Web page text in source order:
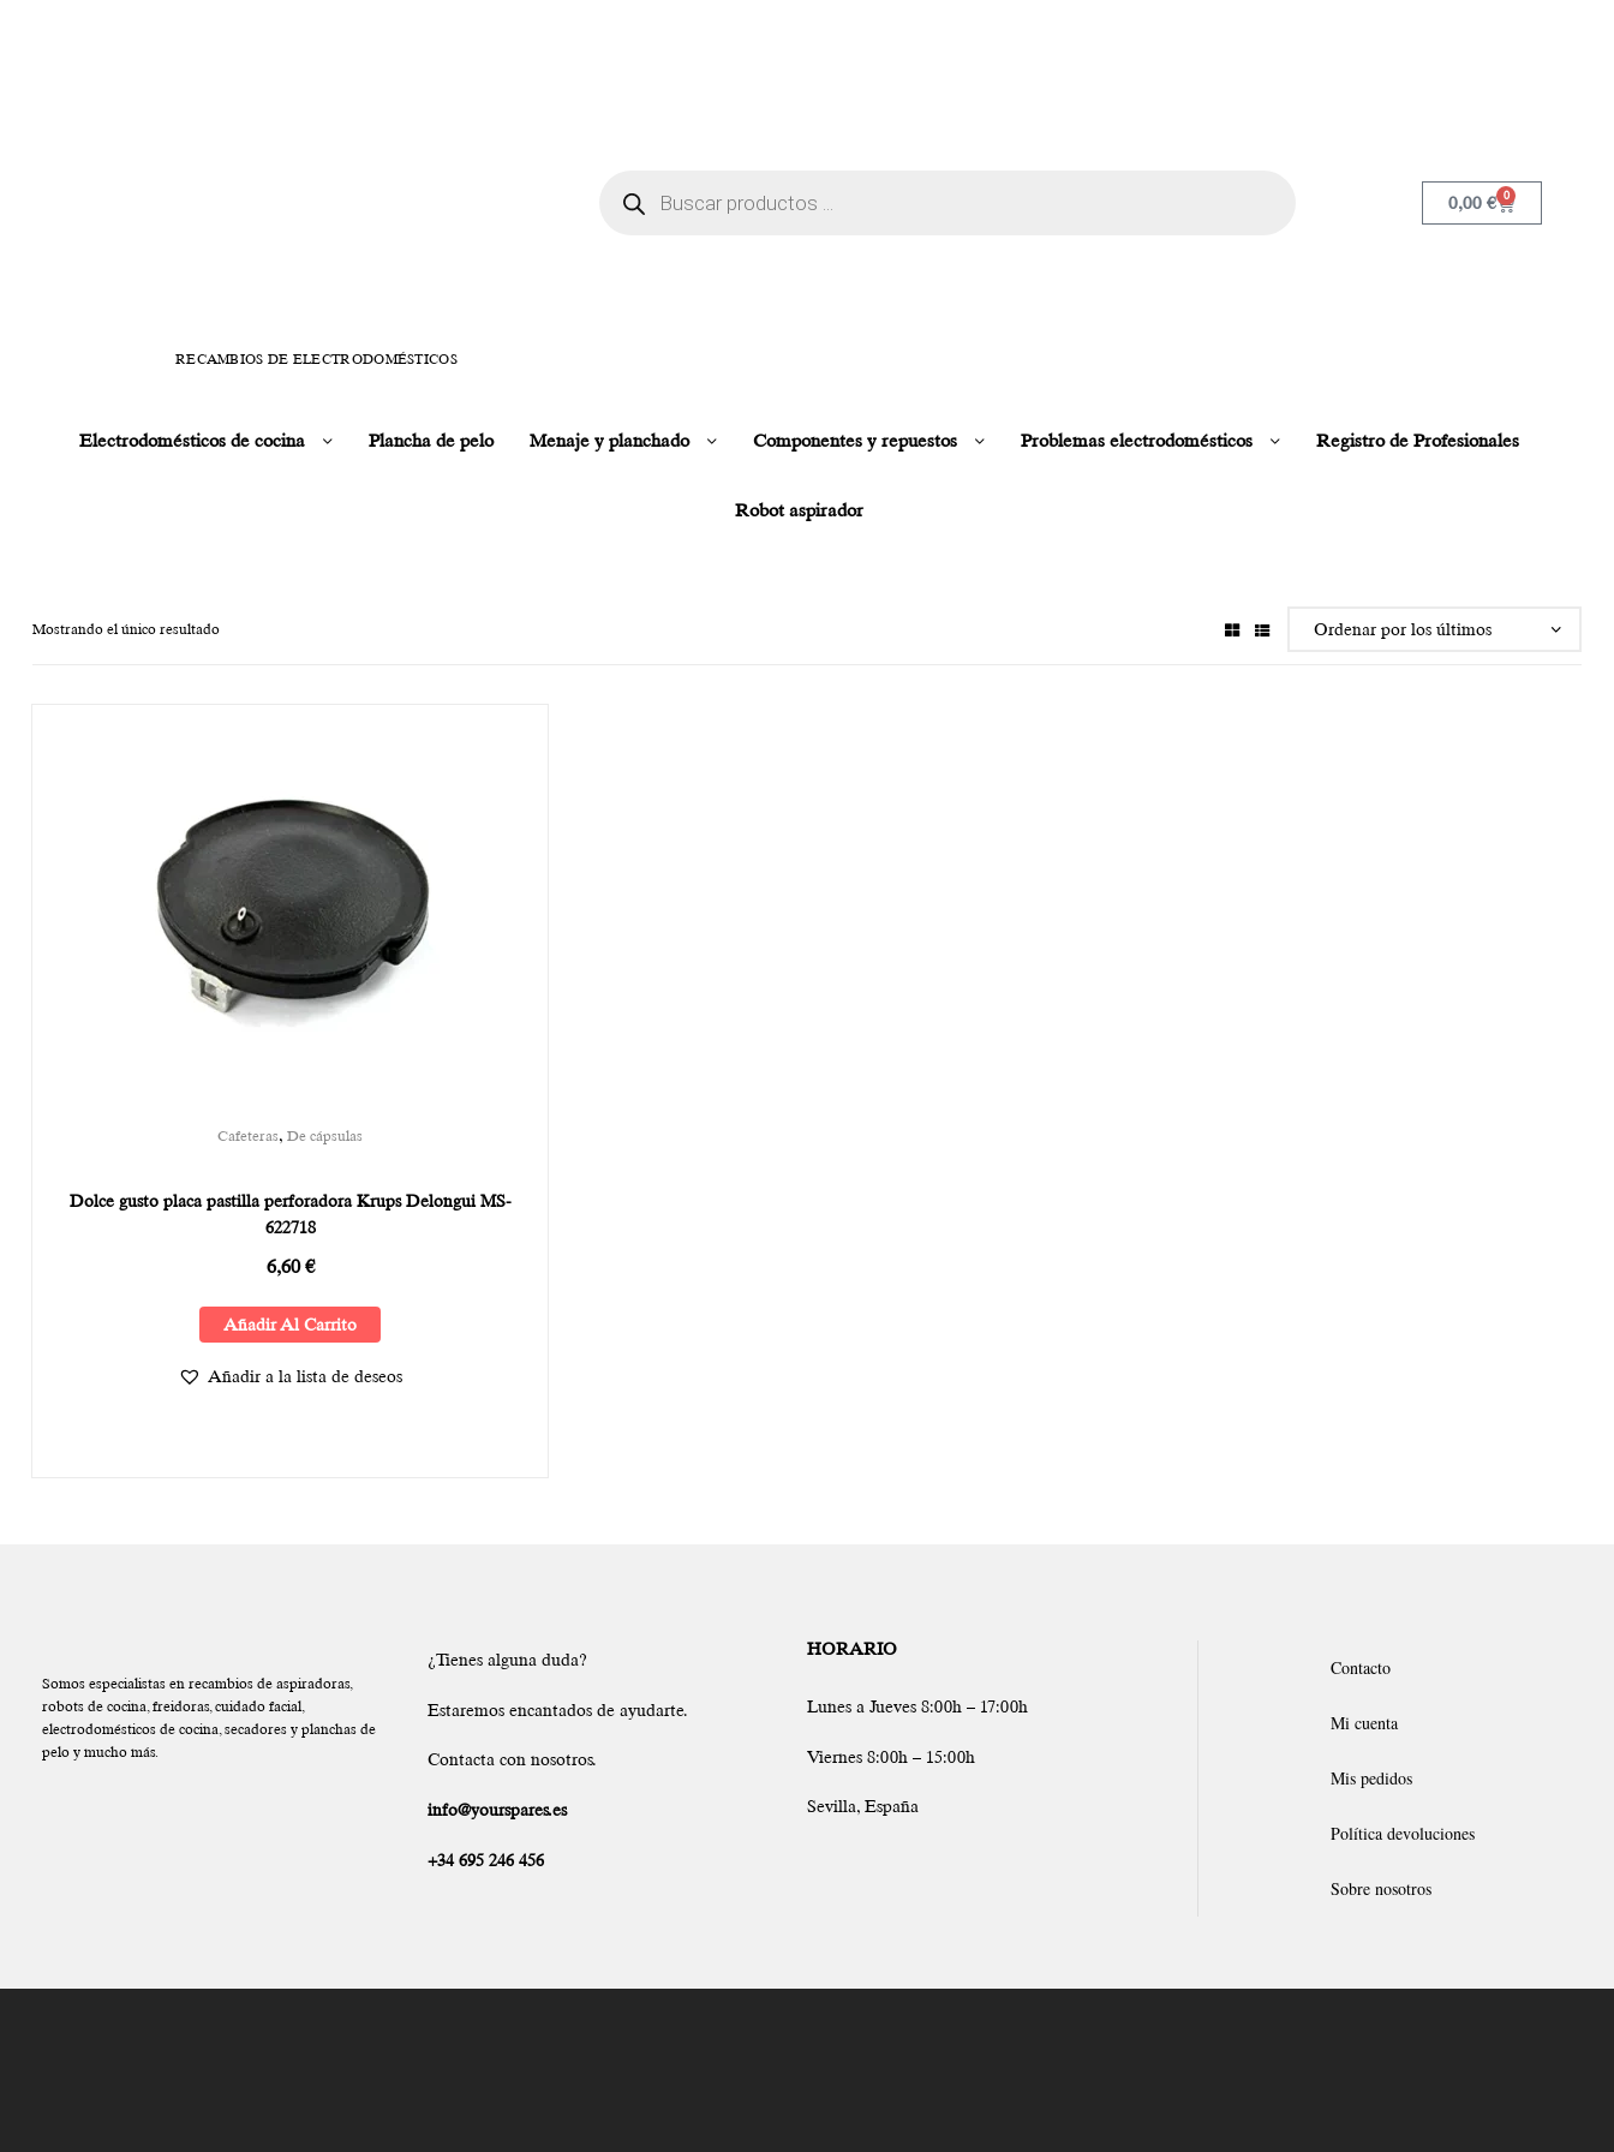
RECAMBIOS DE ELECTRODOMÉSTICOS
0,00€ 0
Electrodomésticos de cocina Plancha de pelo Menaje y planchado Componentes y repuestos Problemas electrodomésticos Registro de Profesionales
Robot aspirador
Mostrando el único resultado
Cafeteras, De cápsulas
Dolce gusto placa pastilla perforadora Krups Delongui MS-
622718
6,60€
Añadir Al Carrito
Añadir a la lista de deseos
Somos especialistas en recambios de aspiradoras,
robots de cocina, freidoras, cuidado facial,
electrodomésticos de cocina, secadores y planchas de
pelo y mucho más.
¿Tienes alguna duda?
Estaremos encantados de ayudarte.
Contacta con nosotros.
info@yourspares.es
+34 695 246 456
HORARIO
Lunes a Jueves 8:00h – 17:00h
Viernes 8:00h – 15:00h
Sevilla, España
Contacto
Mi cuenta
Mis pedidos
Política devoluciones
Sobre nosotros